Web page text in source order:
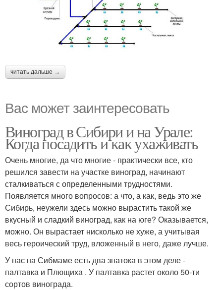
читать дальше →
Вас может заинтересовать
Виноград в Сибири и на Урале:
Когда посадить и как ухаживать
Очень многие, да что многие - практически все, кто
решился завести на участке виноград, начинают
сталкиваться с определенными трудностями.
Появляется много вопросов: а что, а как, ведь это же
Сибирь, неужели здесь можно вырастить такой же
вкусный и сладкий виноград, как на юге? Оказывается,
можно. Он вырастает нисколько не хуже, а учитывая
весь героический труд, вложенный в него, даже лучше.
У нас на Сибмаме есть два знатока в этом деле -
палтавка и Плющиха . У палтавка растет около 50-ти
сортов винограда.